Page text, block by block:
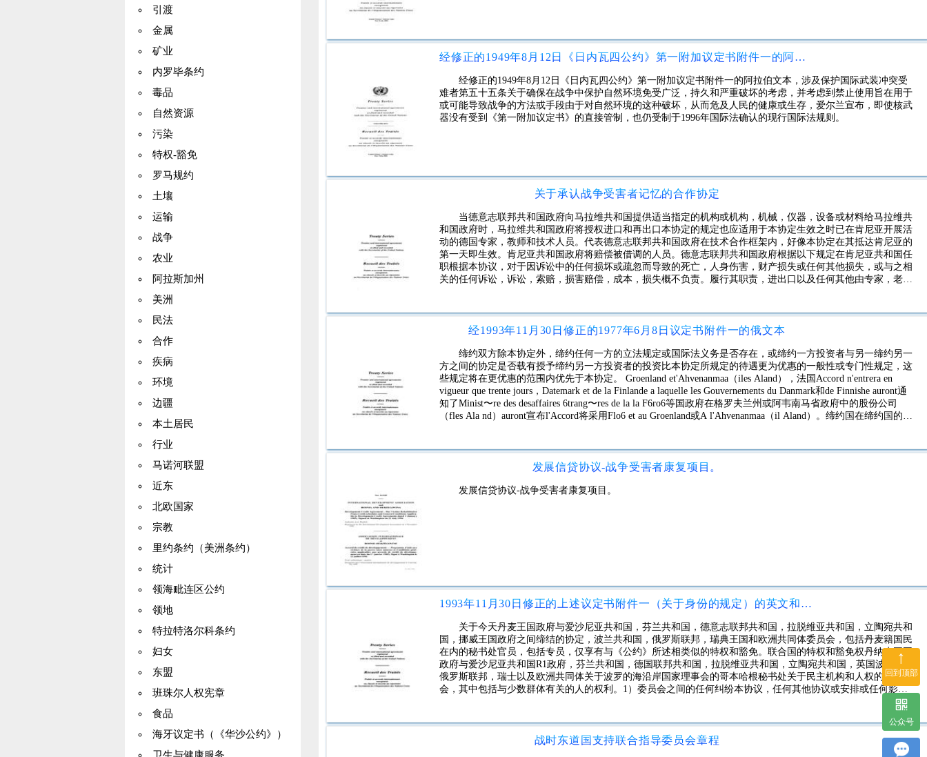
引渡
金属
矿业
内罗毕条约
毒品
自然资源
污染
特权-豁免
罗马规约
土壤
运输
战争
农业
阿拉斯加州
美洲
民法
合作
疾病
环境
边疆
本土居民
行业
马诺河联盟
近东
北欧国家
宗教
里约条约（美洲条约）
统计
领海毗连区公约
领地
特拉特洛尔科条约
妇女
东盟
班珠尔人权宪章
食品
海牙议定书（《华沙公约》）
经修正的1949年8月12日《日内瓦四公约》第一附加议定书附件一的阿拉伯文本，涉及保护国际武装冲突受难者
经修正的1949年8月12日《日内瓦四公约》第一附加议定书附件一的阿拉伯文本，涉及保护国际武装冲突受
难者第五十五条关于确保在战争中保护自然环境免受广泛，持久和严重破坏的考虑，并考虑到禁止使用旨在用于
或可能导致战争的方法或手段由于对自然环境的这种破坏，从而危及人民的健康或生存，爱尔兰宣布，即使核武
器没有受到《第一附加议定书》的直接管制，也仍受制于1996年国际法确认的现行国际法规则。
关于承认战争受害者记忆的合作协定
当德意志联邦共和国政府向马拉维共和国提供适当指定的机构或机构，机械，仪器，设备或材料给马拉维共
和国政府时，马拉维共和国政府将授权进口和再出口本协定的规定也应适用于本协定生效之时已在肯尼亚开展活
动的德国专家，教师和技术人员。代表德意志联邦共和国政府在技术合作框架内，好像本协定在其抵达肯尼亚的
第一天即生效。肯尼亚共和国政府将赔偿被借调的人员。德意志联邦共和国政府根据以下规定在肯尼亚共和国任
职根据本协议，对于因诉讼中的任何损坏或疏忽而导致的死亡，人身伤害，财产损失或任何其他损失，或与之相
关的任何诉讼，诉讼，索赔，损害赔偿，成本，损失概不负责。履行其职责，进出口以及任何其他由专家，老师
人物品的权利，这是德国专家，教师和技术人员，其家人或任何其他成员的财产进口，供个人使用和/或根据上
述说明的规定，从专家首次进入肯尼亚起三个月内开始生效，并于1969年12月4日起追溯生效。
经1993年11月30日修正的1977年6月8日议定书附件一的俄文本
缔约双方除本协定外，缔约任何一方的立法规定或国际法义务是否存在，或缔约一方投资者与另一缔约另一
方之间的协定是否载有授予缔约另一方投资者的投资比本协定所规定的待遇更为优惠的一般性或专门性规定，这
些规定将在更优惠的范围内优先于本协定。 Groenland et'Ahvenanmaa（iles Aland），法国Accord n'entrera en
vigueur que trente jours，Datemark et de la Finlande a laquelle les Gouvernements du Danmark和de Finnishe auront通
知了Minist〜re des desaffaires 6trang〜res de la la F6ro6等国政府在格罗夫兰州或阿韦南马省政府中的股份公司
（fles Ala nd）auront宣布l'Accord将采用Flo6 et au Groenland或A l'Ahvenanmaa（il Aland）。缔约国在缔约国的有
人和法务专员。本协定的规定不适用于属于缔约一方国民的自然人在缔约另一方领土内进行的投资，如果该自然
人为除非证明投资是从国外进入其领土的，否则投资日期在后一个缔约方中已定为两年以上。
发展信贷协议-战争受害者康复项目。
发展信贷协议-战争受害者康复项目。
1993年11月30日修正的上述议定书附件一（关于身份的规定）的英文和法文本（匈牙利，约旦和瑞典的来文）
关于今天丹麦王国政府与爱沙尼亚共和国，芬兰共和国，德意志联邦共和国，拉脱维亚共和国，立陶宛共和
国，挪威王国政府之间缔结的协定，波兰共和国，俄罗斯联邦，瑞典王国和欧洲共同体委员会，包括丹麦籍国民
在内的秘书处官员，包括专员，仅享有与《公约》所述相类似的特权和豁免。联合国的特权和豁免权丹纳克王国
政府与爱沙尼亚共和国R1政府，芬兰共和国，德国联邦共和国，拉脱维亚共和国，立陶宛共和国，英国波兰，
俄罗斯联邦，瑞士以及欧洲共同体关于波罗的海沿岸国家理事会的哥本哈根秘书处关于民主机构和人权的委员
会，其中包括与少数群体有关的人的权利。1）委员会之间的任何纠纷本协议，任何其他协议或安排或任何影响
秘书处或秘书处与政府之间关系的事项的解释或适用，如果没有通过谈判或各方之间达成的任何其他解决方式解
决，向由三名仲裁员组成的法庭提交最终决定，其中一名将由CEMB总统任命，另一名由丹麦外交部长任命，第
三名由另一名仲裁员主持该法庭。
战时东道国支持联合指导委员会章程
↑
回到顶部
公众号